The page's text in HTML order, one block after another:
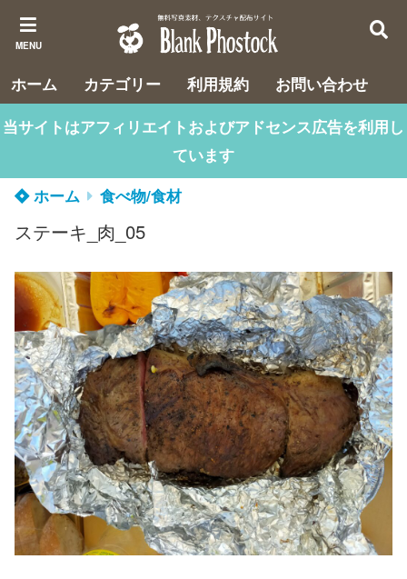
MENU
ホーム カテゴリー 利用規約
お問い合わせ
当サイトはアフィリエイトおよびアドセンス広告を利用し
ています
ホーム
食べ物/食材
ステーキ_肉_05